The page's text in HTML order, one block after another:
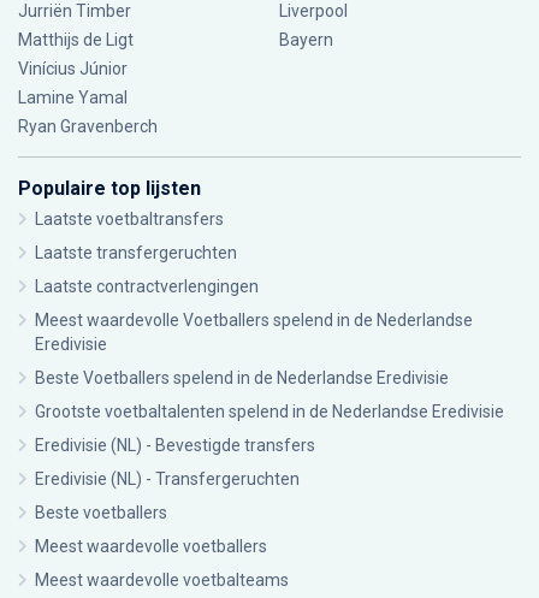
Jurriën Timber
Matthijs de Ligt
Vinícius Júnior
Lamine Yamal
Ryan Gravenberch
Liverpool
Bayern
Populaire top lijsten
Laatste voetbaltransfers
Laatste transfergeruchten
Laatste contractverlengingen
Meest waardevolle Voetballers spelend in de Nederlandse
Eredivisie
Beste Voetballers spelend in de Nederlandse Eredivisie
Grootste voetbaltalenten spelend in de Nederlandse Eredivisie
Eredivisie (NL) - Bevestigde transfers
Eredivisie (NL) - Transfergeruchten
Beste voetballers
Meest waardevolle voetballers
Meest waardevolle voetbalteams